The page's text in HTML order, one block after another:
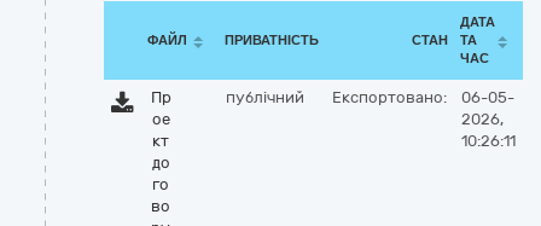
ФАЙЛ ПРИВАТНІСТЬ СТАН
ДАТА
ТА
ЧАС
Пр
ое
кт
до
го
во
публічний Експортовано:
06-05-
2026,
10:26:11